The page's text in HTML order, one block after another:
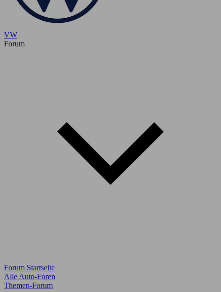
VW
Forum
Forum Startseite
Alle Auto-Foren
Themen-Forum